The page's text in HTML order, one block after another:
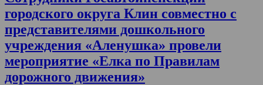
городского округа Клин совместно с
представителями дошкольного
учреждения «Аленушка» провели
мероприятие «Елка по Правилам
дорожного движения»